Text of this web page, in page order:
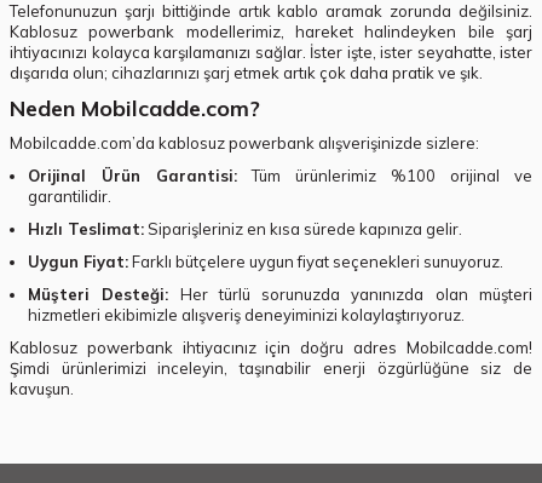
Telefonunuzun şarjı bittiğinde artık kablo aramak zorunda değilsiniz.
Kablosuz powerbank modellerimiz, hareket halindeyken bile şarj
ihtiyacınızı kolayca karşılamanızı sağlar. İster işte, ister seyahatte, ister
dışarıda olun; cihazlarınızı şarj etmek artık çok daha pratik ve şık.
Neden Mobilcadde.com?
Mobilcadde.com’da kablosuz powerbank alışverişinizde sizlere:
Orijinal Ürün Garantisi: Tüm ürünlerimiz %100 orijinal ve
garantilidir.
Hızlı Teslimat:Siparişleriniz en kısa sürede kapınıza gelir.
Uygun Fiyat:Farklı bütçelere uygun fiyat seçenekleri sunuyoruz.
Müşteri Desteği: Her türlü sorunuzda yanınızda olan müşteri
hizmetleri ekibimizle alışveriş deneyiminizi kolaylaştırıyoruz.
Kablosuz powerbank ihtiyacınız için doğru adres Mobilcadde.com!
Şimdi ürünlerimizi inceleyin, taşınabilir enerji özgürlüğüne siz de
kavuşun.